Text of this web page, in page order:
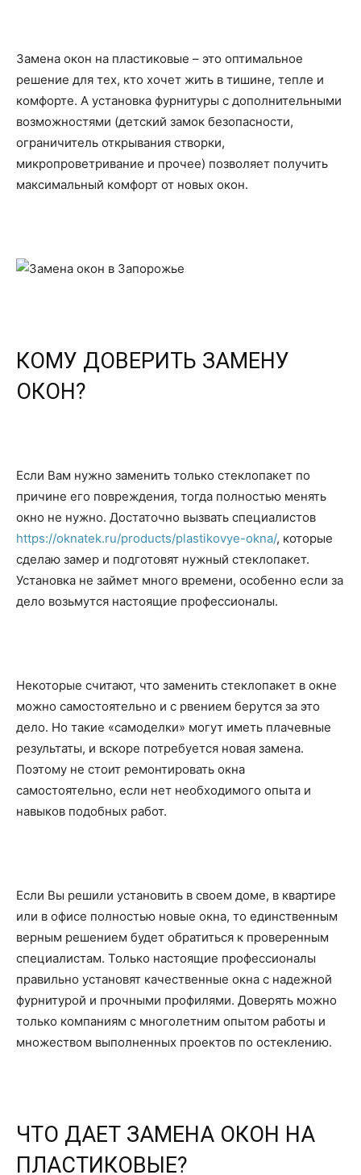
Замена окон на пластиковые – это оптимальное
решение для тех, кто хочет жить в тишине, тепле и
комфорте. А установка фурнитуры с дополнительными
возможностями (детский замок безопасности,
ограничитель открывания створки,
микропроветривание и прочее) позволяет получить
максимальный комфорт от новых окон.
КОМУ ДОВЕРИТЬ ЗАМЕНУ
ОКОН?
Если Вам нужно заменить только стеклопакет по
причине его повреждения, тогда полностью менять
окно не нужно. Достаточно вызвать специалистов
https://oknatek.ru/products/plastikovye-okna/, которые
сделаю замер и подготовят нужный стеклопакет.
Установка не займет много времени, особенно если за
дело возьмутся настоящие профессионалы.
Некоторые считают, что заменить стеклопакет в окне
можно самостоятельно и с рвением берутся за это
дело. Но такие «самоделки» могут иметь плачевные
результаты, и вскоре потребуется новая замена.
Поэтому не стоит ремонтировать окна
самостоятельно, если нет необходимого опыта и
навыков подобных работ.
Если Вы решили установить в своем доме, в квартире
или в офисе полностью новые окна, то единственным
верным решением будет обратиться к проверенным
специалистам. Только настоящие профессионалы
правильно установят качественные окна с надежной
фурнитурой и прочными профилями. Доверять можно
только компаниям с многолетним опытом работы и
множеством выполненных проектов по остеклению.
ЧТО ДАЕТ ЗАМЕНА ОКОН НА
ПЛАСТИКОВЫЕ?